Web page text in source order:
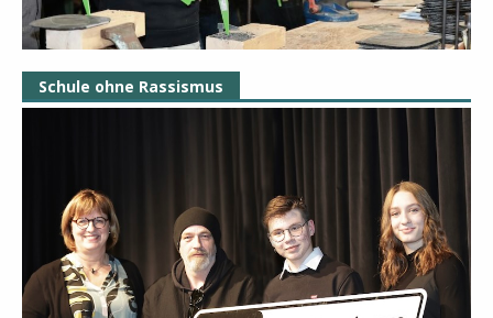
Schule ohne Rassismus